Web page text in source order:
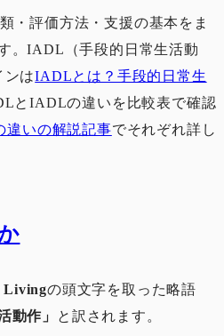
・評価方法・支援の基本をま
。IADL（手段的日常生活動
ンはIADLとは？手段的日常生
とIADLの違いを比較表で確認
いの解説記事でそれぞれ詳し
Livingの頭文字を取った略語
動作」 と訳されます。